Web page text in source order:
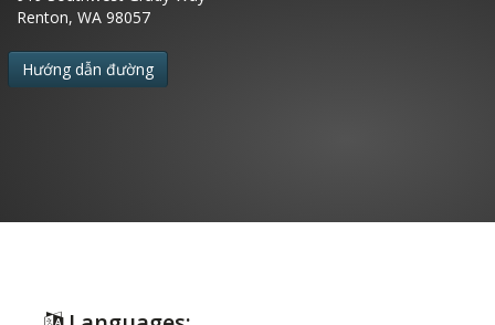
Renton, WA 98057
Hướng dẫn đường